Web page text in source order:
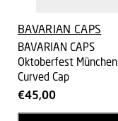
BAVARIAN CAPS
BAVARIAN CAPS
Oktoberfest München
Curved Cap
€45,00